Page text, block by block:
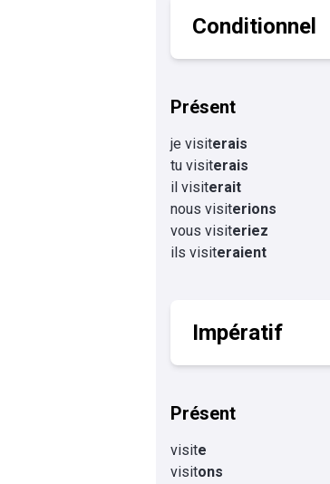
Conditionnel
Présent
je visiterais
tu visiterais
il visiterait
nous visiterions
vous visiteriez
ils visiteraient
Impératif
Présent
visite
visitons